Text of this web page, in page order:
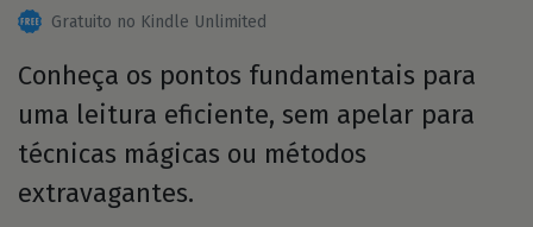
Gratuito no Kindle Unlimited
Conheça os pontos fundamentais para
uma leitura eficiente, sem apelar para
técnicas mágicas ou métodos
extravagantes.